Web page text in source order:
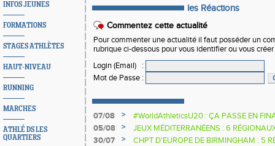
INFOS JEUNES
FORMATIONS
STAGES ATHLÈTES
HAUT-NIVEAU
RUNNING
MARCHES
ATHLÉ DS LES
QUARTIERS
les Réactions
Commentez cette actualité
Pour commenter une actualité il faut posséder un
rubrique ci-dessous pour vous identifier ou vous
Login (Email)
:
Mot de Passe :
07/08 >
#WorldAthleticsU20 : ÇA PASSE EN
SAUTEURS
05/08 >
JEUX MÉDITERRANÉENS : 6
30/07
>
CHPT D'EUROPE DE BIRMINGHAM : 5